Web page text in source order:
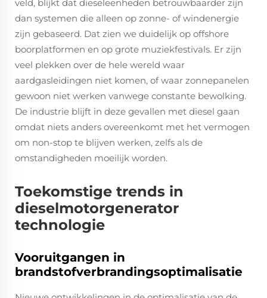
veld, blijkt dat dieseleenheden betrouwbaarder zijn
dan systemen die alleen op zonne- of windenergie
zijn gebaseerd. Dat zien we duidelijk op offshore
boorplatformen en op grote muziekfestivals. Er zijn
veel plekken over de hele wereld waar
aardgasleidingen niet komen, of waar zonnepanelen
gewoon niet werken vanwege constante bewolking.
De industrie blijft in deze gevallen met diesel gaan
omdat niets anders overeenkomt met het vermogen
om non-stop te blijven werken, zelfs als de
omstandigheden moeilijk worden.
Toekomstige trends in
dieselmotorgenerator
technologie
Vooruitgangen in
brandstofverbrandingsoptimalisatie